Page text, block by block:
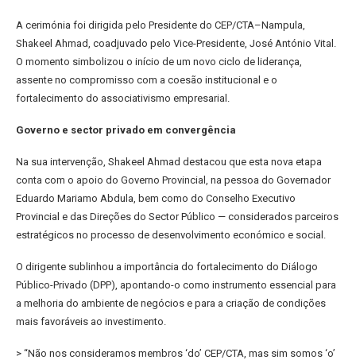
A cerimónia foi dirigida pelo Presidente do CEP/CTA–Nampula,
Shakeel Ahmad, coadjuvado pelo Vice-Presidente, José António Vital.
O momento simbolizou o início de um novo ciclo de liderança,
assente no compromisso com a coesão institucional e o
fortalecimento do associativismo empresarial.
Governo e sector privado em convergência
Na sua intervenção, Shakeel Ahmad destacou que esta nova etapa
conta com o apoio do Governo Provincial, na pessoa do Governador
Eduardo Mariamo Abdula, bem como do Conselho Executivo
Provincial e das Direções do Sector Público — considerados parceiros
estratégicos no processo de desenvolvimento económico e social.
O dirigente sublinhou a importância do fortalecimento do Diálogo
Público-Privado (DPP), apontando-o como instrumento essencial para
a melhoria do ambiente de negócios e para a criação de condições
mais favoráveis ao investimento.
> “Não nos consideramos membros ‘do’ CEP/CTA, mas sim somos ‘o’